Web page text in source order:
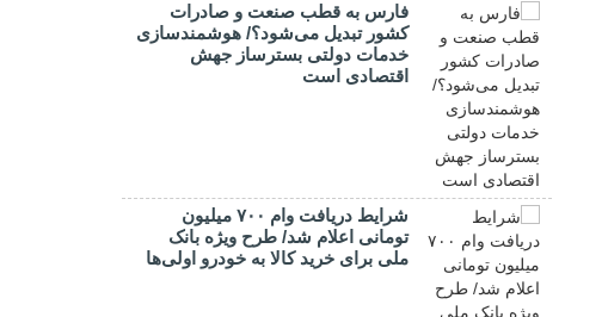
فارس به قطب صنعت و صادرات
کشور تبدیل می‌شود؟/ هوشمندسازی
خدمات دولتی بسترساز جهش
اقتصادی است
شرایط دریافت وام ۷۰۰ میلیون
تومانی اعلام شد/ طرح ویژه بانک
ملی برای خرید کالا به خودرو اولی‌ها